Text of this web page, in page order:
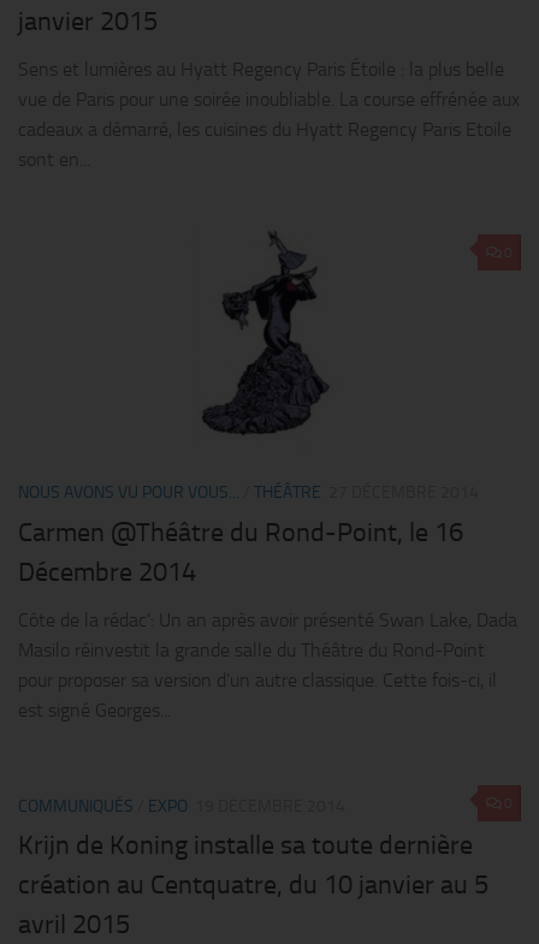
janvier 2015
Sens et lumières au Hyatt Regency Paris Étoile : la plus belle
vue de Paris pour une soirée inoubliable. La course effrénée aux
cadeaux a démarré, les cuisines du Hyatt Regency Paris Etoile
sont en...
NOUS AVONS VU POUR VOUS... THÉÂTRE
Carmen @Théâtre du Rond-Point, le 16
Décembre 2014
Côte de la rédac’: Un an après avoir présenté Swan Lake, Dada
Masilo réinvestit la grande salle du Théâtre du Rond-Point
pour proposer sa version d’un autre classique. Cette fois-ci, il
est signé Georges...
COMMUNIQUÉS EXPO
Krijn de Koning installe sa toute dernière
création au Centquatre, du 10 janvier au 5
avril 2015